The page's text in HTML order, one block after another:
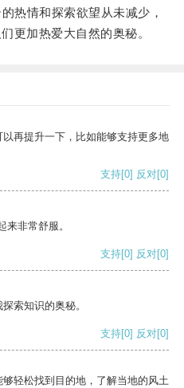
情和探索欲望从未减少，
更加热爱大自然的奥秘。
再提升一下，比如能够支持更多地
支持[0] 反对[0]
非常舒服。
支持[0] 反对[0]
索知识的奥秘。
支持[0] 反对[0]
轻松找到目的地，了解当地的风土